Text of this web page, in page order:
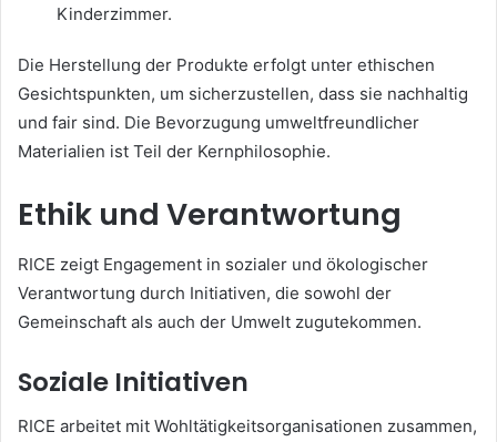
Kinderzimmer.
Die Herstellung der Produkte erfolgt unter ethischen
Gesichtspunkten, um sicherzustellen, dass sie nachhaltig
und fair sind. Die Bevorzugung umweltfreundlicher
Materialien ist Teil der Kernphilosophie.
Ethik und Verantwortung
RICE zeigt Engagement in sozialer und ökologischer
Verantwortung durch Initiativen, die sowohl der
Gemeinschaft als auch der Umwelt zugutekommen.
Soziale Initiativen
RICE arbeitet mit Wohltätigkeitsorganisationen zusammen,